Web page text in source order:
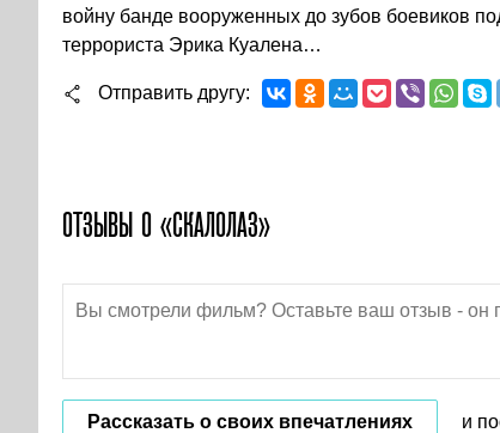
войну банде вооруженных до зубов боевиков
террориста Эрика Куалена…
Отправить другу
ОТЗЫВЫ О «СКАЛОЛАЗ»
Рассказать о своих впечатлениях и